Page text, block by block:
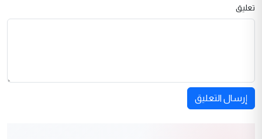
تعليق
إرسال التعليق